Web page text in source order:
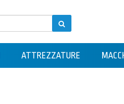
ATTREZZATURE